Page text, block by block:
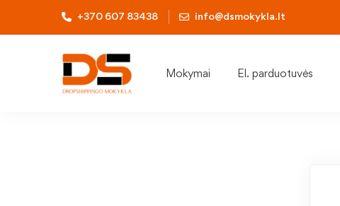
+370 607 83438 info@dsmokykla.lt
Mokymai El. parduotuvės